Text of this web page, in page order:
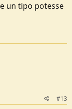
un tipo potesse
#13